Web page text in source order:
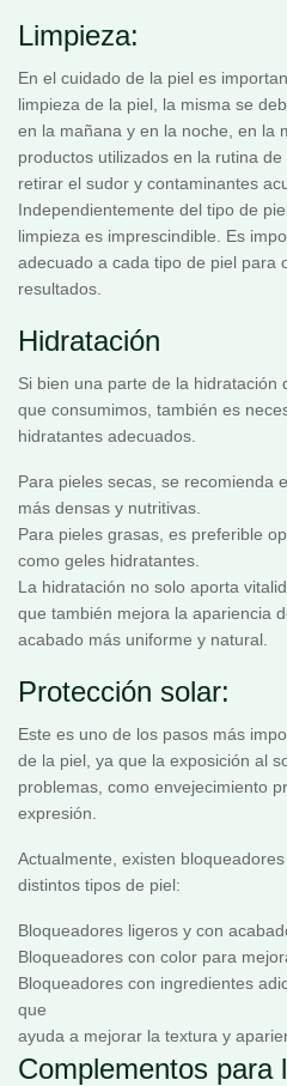
Limpieza:
En el cuidado de la piel es
limpieza de la piel, la misma se
en la mañana y en la noche, en la
productos utilizados en la rutina
retirar el sudor y contaminantes
Independientemente del tipo de
limpieza es imprescindible. Es
adecuado a cada tipo de piel para
resultados.
Hidratación
Si bien una parte de la hidratación
que consumimos, también es
hidratantes adecuados.
Para pieles secas, se recomienda
más densas y nutritivas.
Para pieles grasas, es preferible
como geles hidratantes.
La hidratación no solo aporta
que también mejora la apariencia
acabado más uniforme y natural.
Protección solar:
Este es uno de los pasos más
de la piel, ya que la exposición al
problemas, como envejecimiento
expresión.
Actualmente, existen
distintos tipos de piel:
Bloqueadores ligeros y con
Bloqueadores con color para
Bloqueadores con ingredientes
que
ayuda a mejorar la textura y
Complementos para